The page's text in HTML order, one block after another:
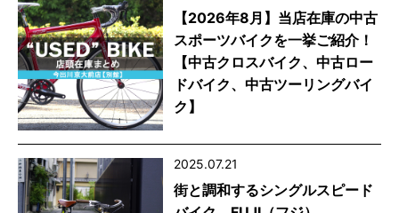
【2026年8月】当店在庫の中古
スポーツバイクを一挙ご紹介！
【中古クロスバイク、中古ロー
ドバイク、中古ツーリングバイ
ク】
2025.07.21
街と調和するシングルスピード